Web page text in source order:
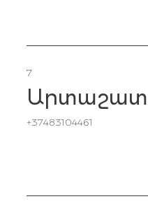
7
Արտաշատ
+37483104461